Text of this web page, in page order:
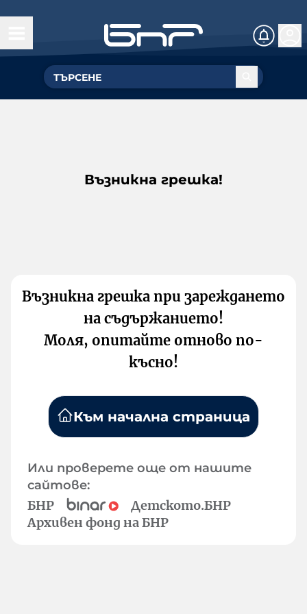
Възникна грешка!
Възникна грешка при зареждането
на съдържанието!
Моля, опитайте отново по-
късно!
Към начална страница
Или проверете още от нашите
сайтове:
БНР
Детското.БНР
Архивен фонд на БНР